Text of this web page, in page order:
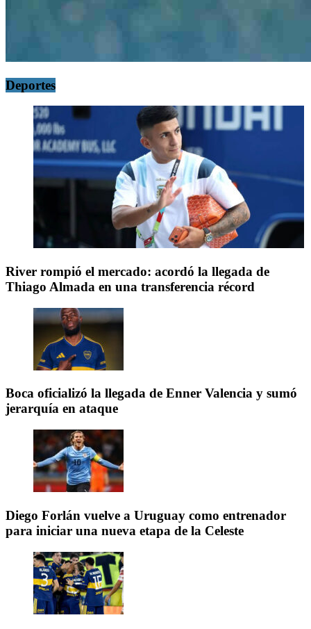
Deportes
River rompió el mercado: acordó la llegada de
Thiago Almada en una transferencia récord
Boca oficializó la llegada de Enner Valencia y sumó
jerarquía en ataque
Diego Forlán vuelve a Uruguay como entrenador
para iniciar una nueva etapa de la Celeste